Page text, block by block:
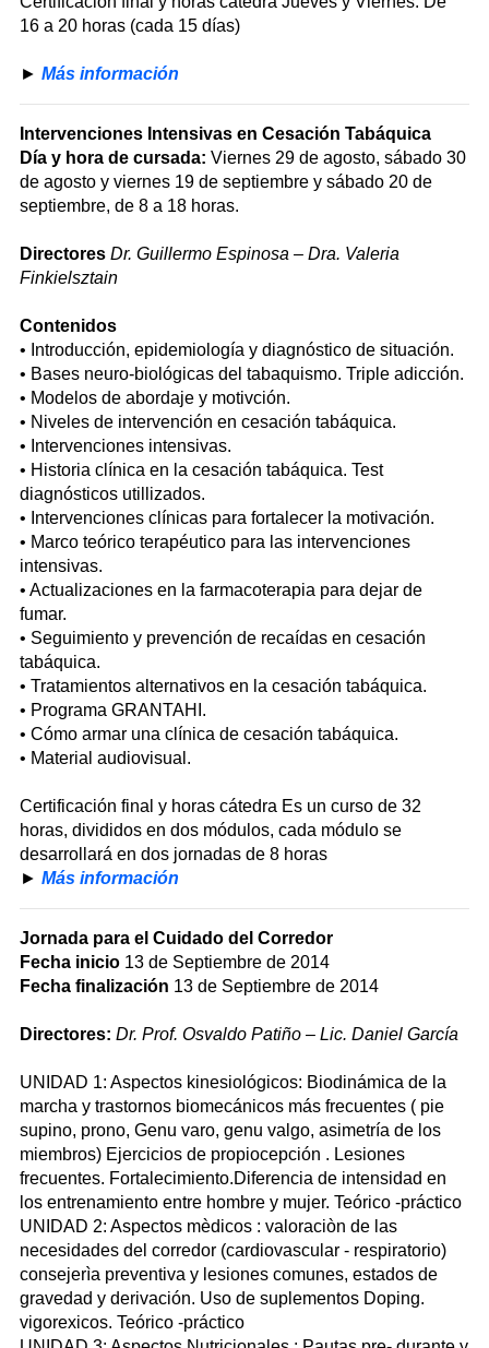
16 a 20 horas (cada 15 días)
► Más información
Intervenciones Intensivas en Cesación Tabáquica
Día y hora de cursada: Viernes 29 de agosto, sábado 30
de agosto y viernes 19 de septiembre y sábado 20 de
septiembre, de 8 a 18 horas.
Directores Dr. Guillermo Espinosa – Dra. Valeria
Finkielsztain
Contenidos
• Introducción, epidemiología y diagnóstico de situación.
• Bases neuro-biológicas del tabaquismo. Triple adicción.
• Modelos de abordaje y motivción.
• Niveles de intervención en cesación tabáquica.
• Intervenciones intensivas.
• Historia clínica en la cesación tabáquica. Test
diagnósticos utillizados.
• Intervenciones clínicas para fortalecer la motivación.
• Marco teórico terapéutico para las intervenciones
intensivas.
• Actualizaciones en la farmacoterapia para dejar de
fumar.
• Seguimiento y prevención de recaídas en cesación
tabáquica.
• Tratamientos alternativos en la cesación tabáquica.
• Programa GRANTAHI.
• Cómo armar una clínica de cesación tabáquica.
• Material audiovisual.
Certificación final y horas cátedra Es un curso de 32
horas, divididos en dos módulos, cada módulo se
desarrollará en dos jornadas de 8 horas
► Más información
Jornada para el Cuidado del Corredor
Fecha inicio 13 de Septiembre de 2014
Fecha finalización 13 de Septiembre de 2014
Directores: Dr. Prof. Osvaldo Patiño – Lic. Daniel García
UNIDAD 1: Aspectos kinesiológicos: Biodinámica de la
marcha y trastornos biomecánicos más frecuentes ( pie
supino, prono, Genu varo, genu valgo, asimetría de los
miembros) Ejercicios de propiocepción . Lesiones
frecuentes. Fortalecimiento.Diferencia de intensidad en
los entrenamiento entre hombre y mujer. Teórico -práctico
UNIDAD 2: Aspectos mèdicos : valoraciòn de las
necesidades del corredor (cardiovascular - respiratorio)
consejerìa preventiva y lesiones comunes, estados de
gravedad y derivación. Uso de suplementos Doping.
vigorexicos. Teórico -práctico